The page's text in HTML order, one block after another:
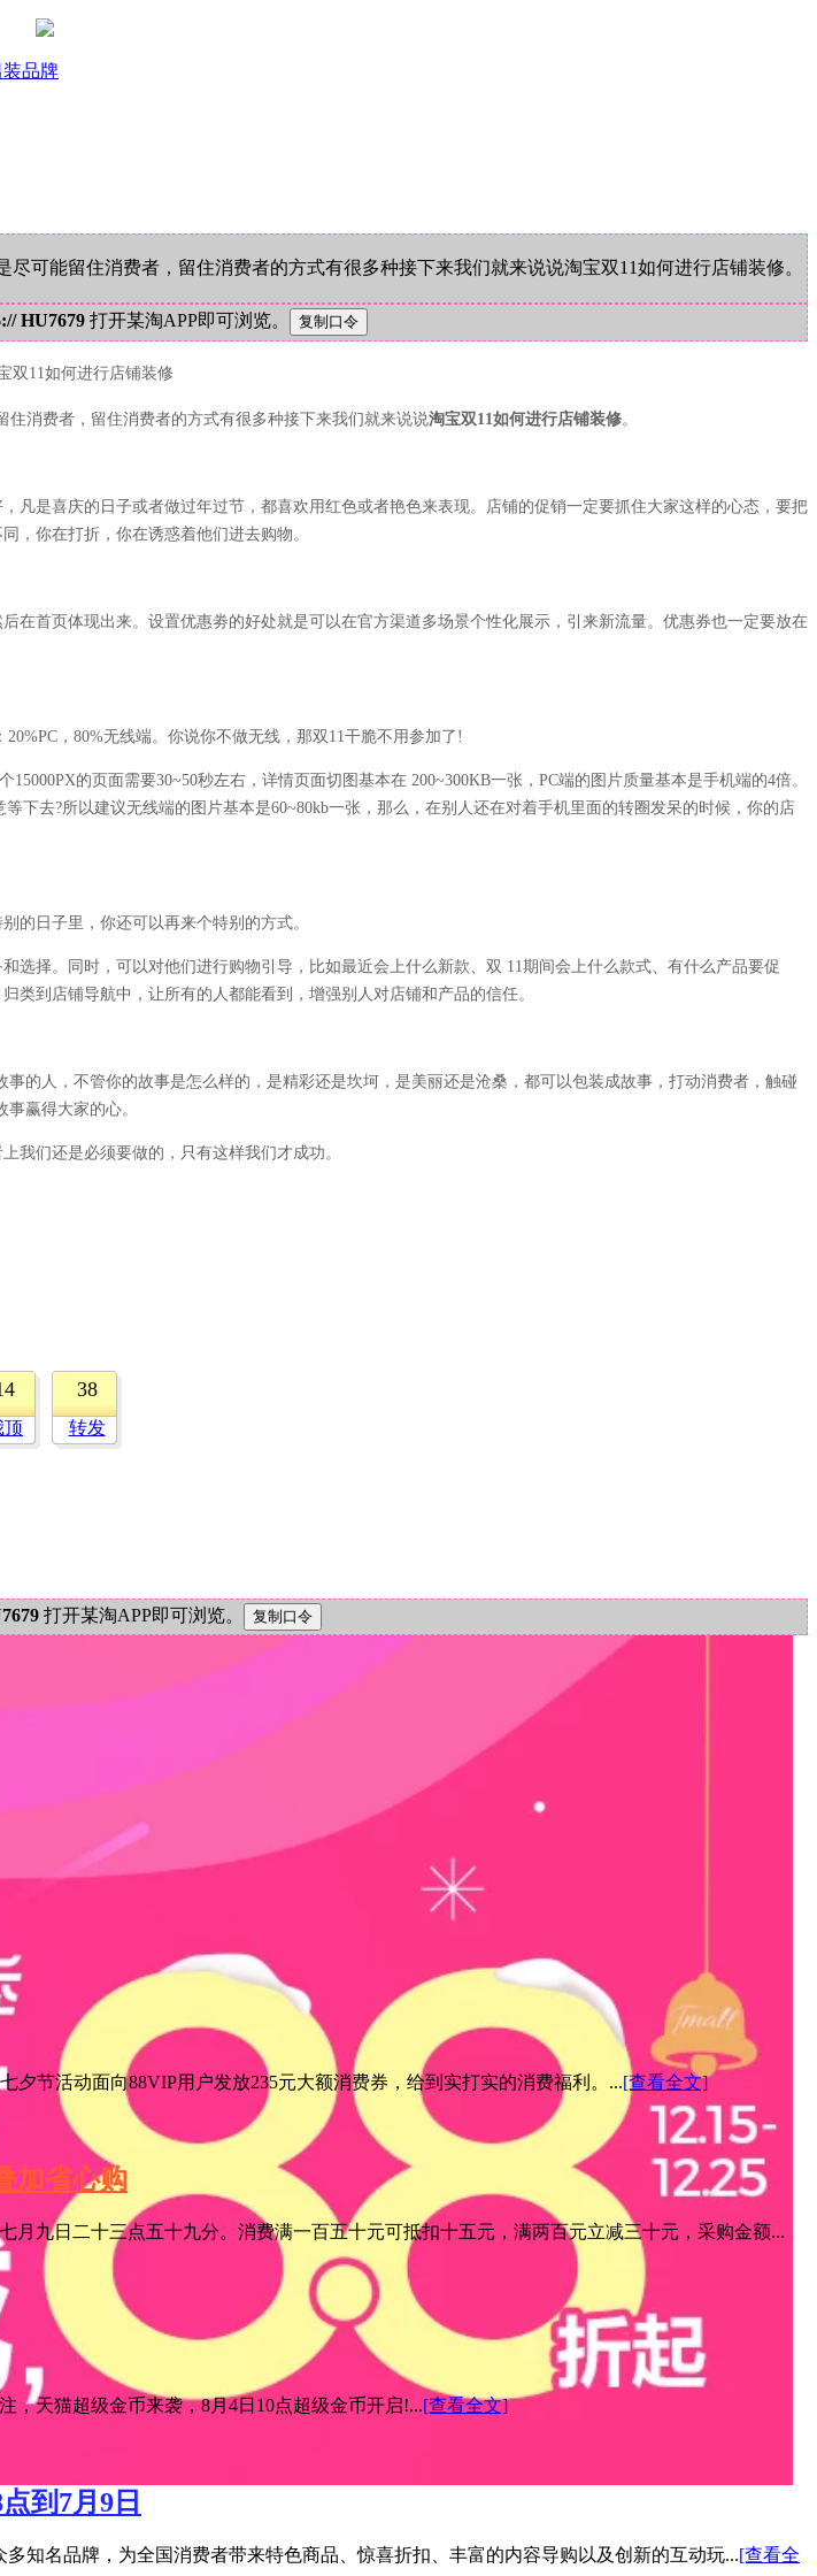
装品牌
可能留住消费者，留住消费者的方式有很多种接下来我们就来说说淘宝双11如何进行店铺装修。
HU7679 打开某淘APP即可浏览。
消费者，留住消费者的方式有很多种接下来我们就来说说淘宝双11如何进行店铺装修。
是喜庆的日子或者做过年过节，都喜欢用红色或者艳色来表现。店铺的促销一定要抓住大家这样的心态，要把
，你在打折，你在诱惑着他们进去购物。
首页体现出来。设置优惠劵的好处就是可以在官方渠道多场景个性化展示，引来新流量。优惠券也一定要放在
，80%无线端。你说你不做无线，那双11干脆不用参加了!
的页面需要30~50秒左右，详情页面切图基本在 200~300KB一张，PC端的图片质量基本是手机端的4倍。
下去?所以建议无线端的图片基本是60~80kb一张，那么，在别人还在对着手机里面的转圈发呆的时候，你的店
日子里，你还可以再来个特别的方式。
择。同时，可以对他们进行购物引导，比如最近会上什么新款、双 11期间会上什么款式、有什么产品要促
到店铺导航中，让所有的人都能看到，增强别人对店铺和产品的信任。
人，不管你的故事是怎么样的，是精彩还是坎坷，是美丽还是沧桑，都可以包装成故事，打动消费者，触碰
赢得大家的心。
们还是必须要做的，只有这样我们才成功。
顶
38
转发
打开某淘APP即可浏览。
夕节活动面向88VIP用户发放235元大额消费券，给到实打实的消费福利。...[查看全文]
加省心购
九日二十三点五十九分。消费满一百五十元可抵扣十五元，满两百元立减三十元，采购金额...
，天猫超级金币来袭，8月4日10点超级金币开启!...[查看全文]
到7月9日
知名品牌，为全国消费者带来特色商品、惊喜折扣、丰富的内容导购以及创新的互动玩...[查看全